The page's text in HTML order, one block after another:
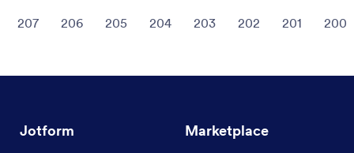
207 206 205 204 203 202 201 200
Jotform Marketplace